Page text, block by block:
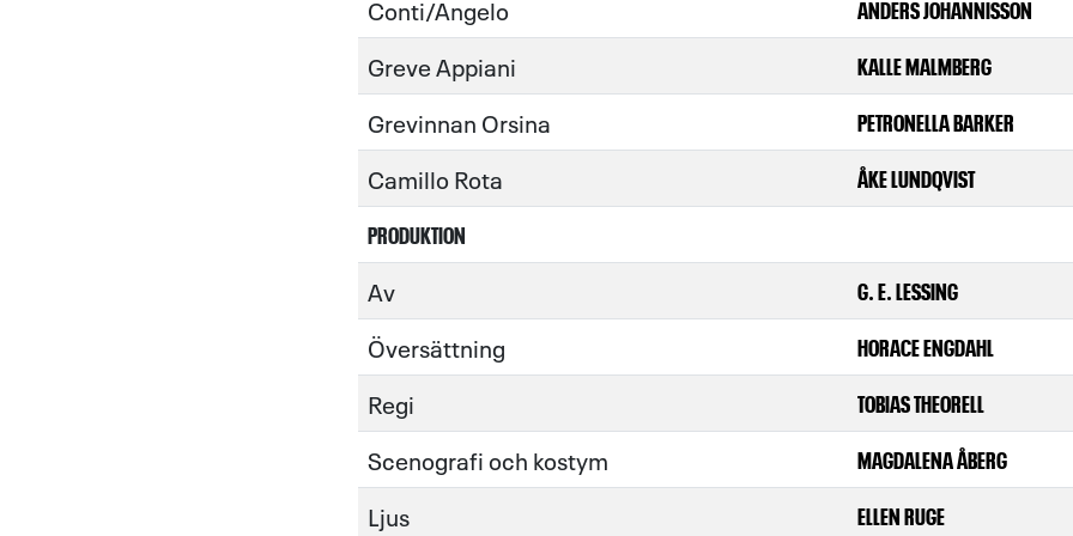
Conti/Angelo ANDERS JOHANNISSON
Greve Appiani KALLE MALMBERG
Grevinnan Orsina PETRONELLA BARKER
Camillo Rota
ÅKE LUNDQVIST
PRODUKTION
Av G. E. LESSING
Översättning HORACE ENGDAHL
Regi TOBIAS THEORELL
Scenografi och kostym MAGDALENA ÅBERG
Ljus ELLEN RUGE